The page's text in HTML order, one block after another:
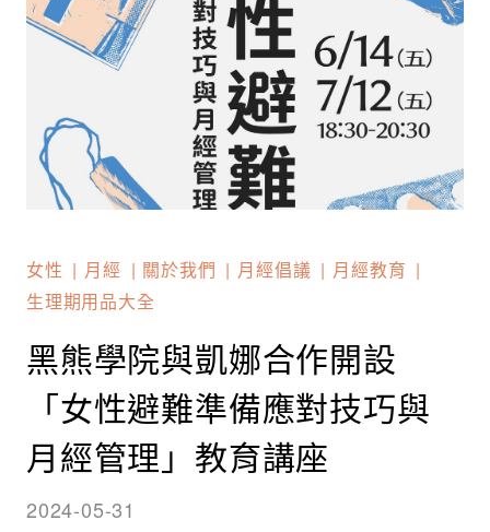
女性 月經 關於我們 月經倡議
月經教育
生理期用品大全
黑熊學院與凱娜合作開設
「女性避難準備應對技巧與
月經管理」教育講座
2024-05-31